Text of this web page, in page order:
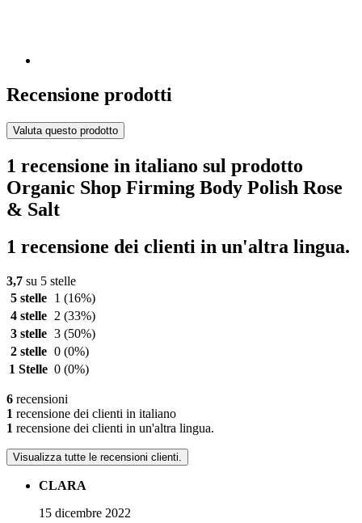
Recensione prodotti
Valuta questo prodotto
1 recensione in italiano sul prodotto
Organic Shop Firming Body Polish Rose
& Salt
1 recensione dei clienti in un'altra lingua.
3,7 su 5 stelle
5 stelle
1 (16%)
4 stelle
2 (33%)
3 stelle 3 (50%)
2 stelle 0 (0%)
1 Stelle 0 (0%)
6 recensioni
1 recensione dei clienti in italiano
1 recensione dei clienti in un'altra lingua.
Visualizza tutte le recensioni clienti.
CLARA
15 dicembre 2022